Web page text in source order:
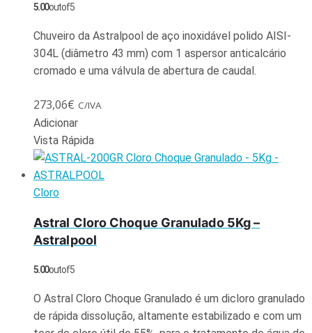
5.00out of 5
Chuveiro da Astralpool de aço inoxidável polido AISI-
304L (diâmetro 43 mm) com 1 aspersor anticalcário
cromado e uma válvula de abertura de caudal.
273,06€ C/IVA
Adicionar
Vista Rápida
Cloro
Astral Cloro Choque Granulado 5Kg –
Astralpool
5.00out of 5
O Astral Cloro Choque Granulado é um dicloro granulado
de rápida dissolução, altamente estabilizado e com um